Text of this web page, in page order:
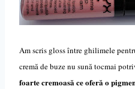
Am scris gloss între ghilimele
cremă de buze nu sună tocmai
foarte cremoasă ce oferă o